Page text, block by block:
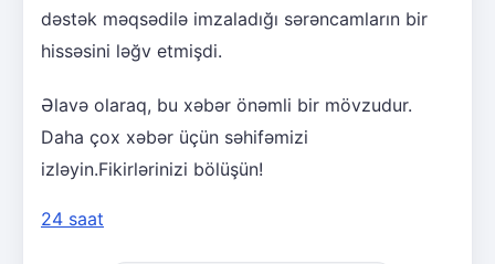
dəstək məqsədilə imzaladığı sərəncamların bir
hissəsini ləğv etmişdi.
Əlavə olaraq, bu xəbər önəmli bir mövzudur.
Daha çox xəbər üçün səhifəmizi
izləyin.Fikirlərinizi bölüşün!
24 saat